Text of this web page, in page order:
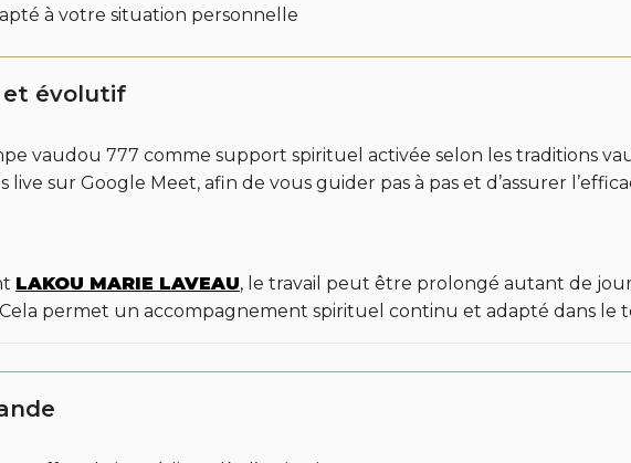
à votre situation personnelle
et évolutif
vaudou 777 comme support spirituel activée selon les traditions
live sur Google Meet, afin de vous guider pas à pas et d’assurer
LAKOU MARIE LAVEAU, le travail peut être prolongé autant de
permet un accompagnement spirituel continu et adapté dans le